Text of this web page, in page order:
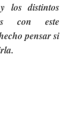
los distintos
con este
pensar si